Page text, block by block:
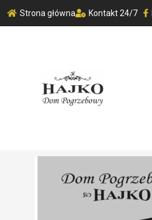
Strona główna Kontakt 24/7